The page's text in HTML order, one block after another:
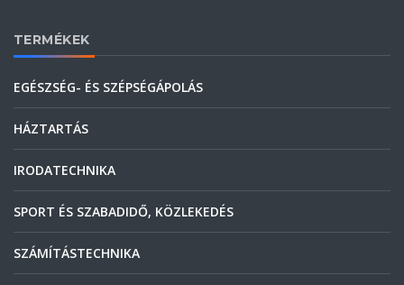
TERMÉKEK
EGÉSZSÉG- ÉS SZÉPSÉGÁPOLÁS
HÁZTARTÁS
IRODATECHNIKA
SPORT ÉS SZABADIDŐ, KÖZLEKEDÉS
SZÁMÍTÁSTECHNIKA